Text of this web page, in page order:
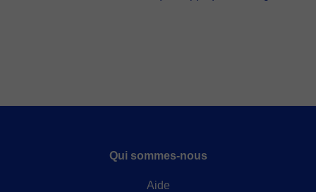
Qui sommes-nous
Aide